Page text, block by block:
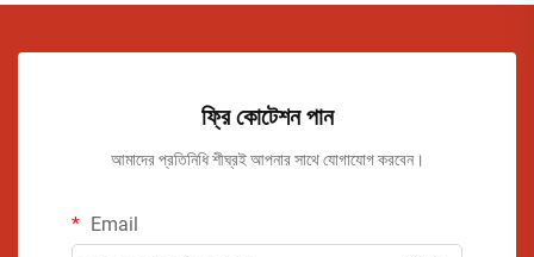
ফ্রি কোটেশন পান
আমাদের প্রতিনিধি শীঘ্রই আপনার সাথে যোগাযোগ করবেন।
Email